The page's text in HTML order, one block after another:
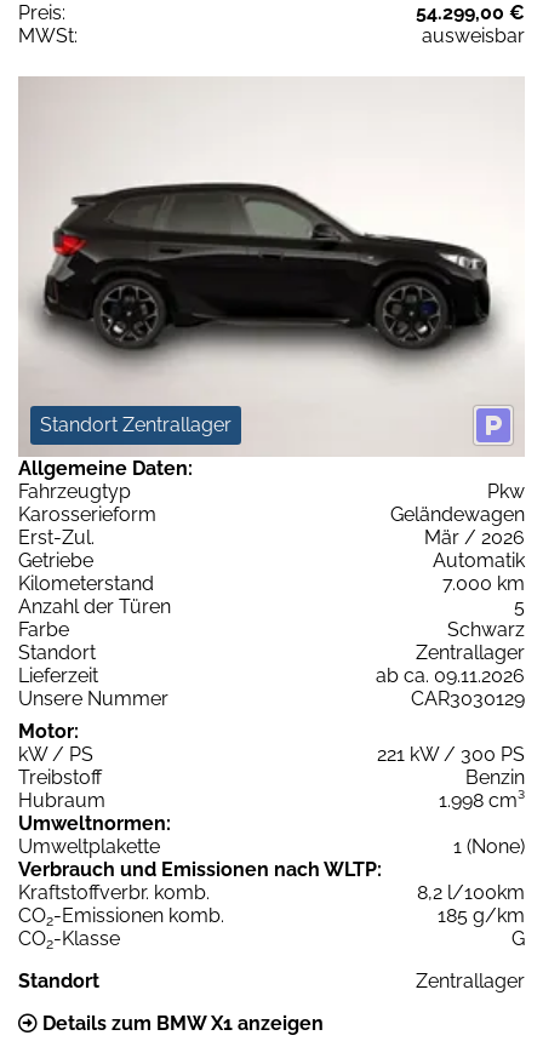
Preis:
54.299,00 €
MWSt:
ausweisbar
Standort Zentrallager
Allgemeine Daten:
Fahrzeugtyp
Pkw
Karosserieform
Geländewagen
Erst-Zul.
Mär / 2026
Getriebe
Automatik
Kilometerstand
7.000 km
Anzahl der Türen
5
Farbe
Schwarz
Standort
Zentrallager
Lieferzeit
ab ca. 09.11.2026
Unsere Nummer
CAR3030129
Motor:
kW / PS
221 kW / 300 PS
Treibstoff
Benzin
Hubraum
1.998 cm³
Umweltnormen:
Umweltplakette
1 (None)
Verbrauch und Emissionen nach WLTP:
Kraftstoffverbr. komb.
8,2 l/100km
CO2-Emissionen komb.
185 g/km
CO2-Klasse
G
Standort
Zentrallager
Details zum BMW X1 anzeigen